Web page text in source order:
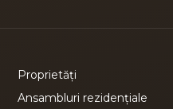
Proprietăți
Ansambluri rezidențiale